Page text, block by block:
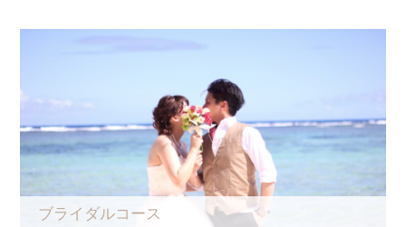
ブライダルコース